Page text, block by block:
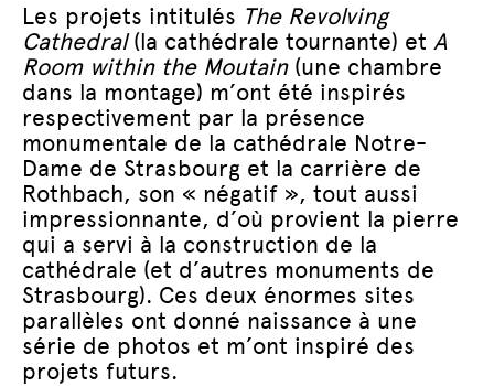
Les projets intitulés The Revolving
Cathedral(la cathédrale tournante) et A
Room within the Moutain(une chambre
dans la montage) m’ont été inspirés
respectivement par la présence
monumentale de la cathédrale Notre-
Dame de Strasbourg et la carrière de
Rothbach, son « négatif », tout aussi
impressionnante, d’où provient la pierre
qui a servi à la construction de la
cathédrale (et d’autres monuments de
Strasbourg). Ces deux énormes sites
parallèles ont donné naissance à une
série de photos et m’ont inspiré des
projets futurs.